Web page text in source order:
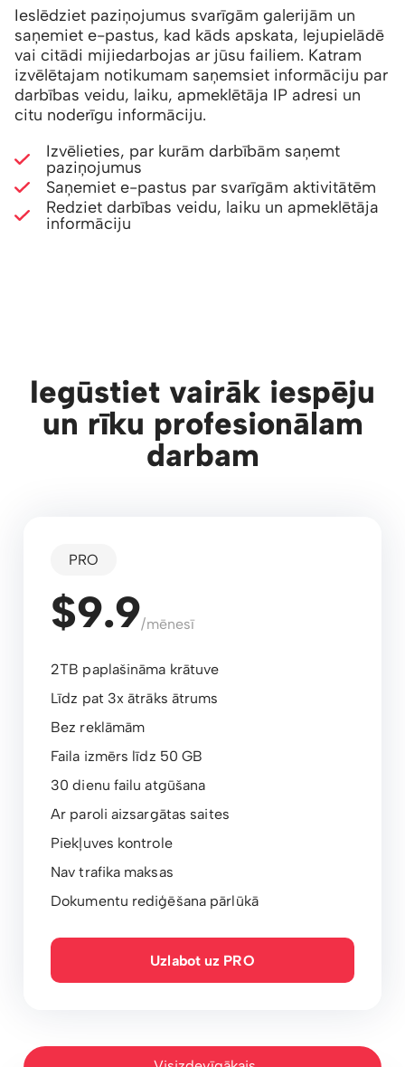
Ieslēdziet paziņojumus svarīgām galerijām un
saņemiet e-pastus, kad kāds apskata, lejupielādē
vai citādi mijiedarbojas ar jūsu failiem. Katram
izvēlētajam notikumam saņemsiet informāciju par
darbības veidu, laiku, apmeklētāja IP adresi un
citu noderīgu informāciju.
Izvēlieties, par kurām darbībām saņemt
paziņojumus
Saņemiet e-pastus par svarīgām aktivitātēm
Redziet darbības veidu, laiku un apmeklētāja
informāciju
Iegūstiet vairāk iespēju
un rīku profesionālam
darbam
PRO
$9.9/mēnesī
2TB paplašināma krātuve
Līdz pat 3x ātrāks ātrums
Bez reklāmām
Faila izmērs līdz 50 GB
30 dienu failu atgūšana
Ar paroli aizsargātas saites
Piekļuves kontrole
Nav trafika maksas
Dokumentu rediģēšana pārlūkā
Uzlabot uz PRO